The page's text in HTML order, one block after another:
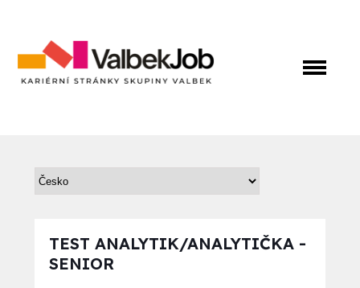
TEST ANALYTIK/ANALYTIČKA -
SENIOR